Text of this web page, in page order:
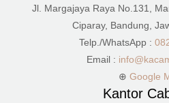
Jl. Margajaya Raya No.131,
Ciparay, Bandung,
Telp./WhatsApp :
Email :
⊕ Google
Kantor